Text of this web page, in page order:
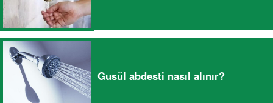
Gusül abdesti nasıl alınır?